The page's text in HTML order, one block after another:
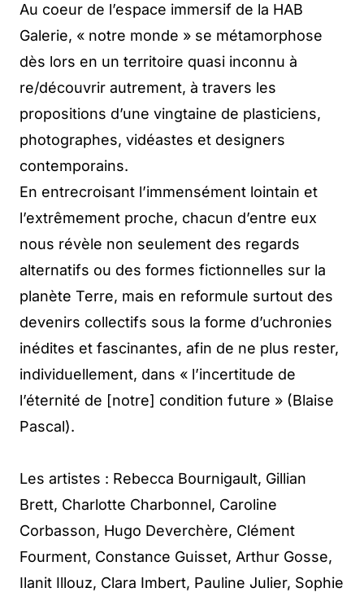
Au coeur de l’espace immersif de la HAB
Galerie, « notre monde » se métamorphose
dès lors en un territoire quasi inconnu à
re/découvrir autrement, à travers les
propositions d’une vingtaine de plasticiens,
photographes, vidéastes et designers
contemporains.
En entrecroisant l’immensément lointain et
l’extrêmement proche, chacun d’entre eux
nous révèle non seulement des regards
alternatifs ou des formes fictionnelles sur la
planète Terre, mais en reformule surtout des
devenirs collectifs sous la forme d’uchronies
inédites et fascinantes, afin de ne plus rester,
individuellement, dans « l’incertitude de
l’éternité de [notre] condition future » (Blaise
Pascal).
Les artistes : Rebecca Bournigault, Gillian
Brett, Charlotte Charbonnel, Caroline
Corbasson, Hugo Deverchère, Clément
Fourment, Constance Guisset, Arthur Gosse,
Ilanit Illouz, Clara Imbert, Pauline Julier, Sophie